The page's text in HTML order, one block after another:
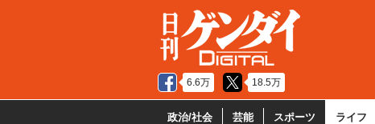
6.6万 18.5万
政治/社会 芸能 スポーツ ライフ